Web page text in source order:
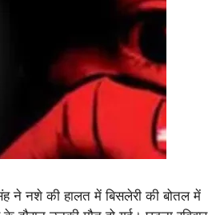
ने नशे की हालत में बिसलेरी की बोतल में